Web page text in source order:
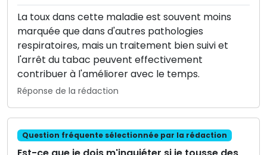
La toux dans cette maladie est souvent moins
marquée que dans d'autres pathologies
respiratoires, mais un traitement bien suivi et
l'arrêt du tabac peuvent effectivement
contribuer à l'améliorer avec le temps.
Réponse de la rédaction
Question fréquente sélectionnée par la rédaction